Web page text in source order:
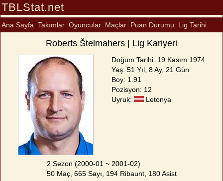
TBLStat.net
Ana Sayfa Takımlar Oyuncular Maçlar Puan Durumu Lig Tarihi
Roberts Štelmahers | Lig Kariyeri
Doğum Tarihi: 19 Kasım 1974
Yaş: 51 Yıl, 8 Ay, 21 Gün
Boy: 1.91
Pozisyon: 12
Uyruk:
Letonya
2 Sezon (2000-01 ~ 2001-02)
50 Maç, 665 Sayı, 194 Ribaunt, 180 Asist